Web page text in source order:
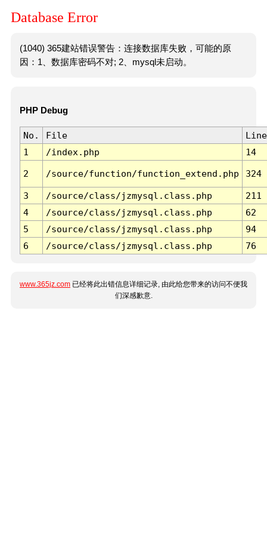
Database Error
(1040) 365建站错误警告：连接数据库失败，可能的原
因：1、数据库密码不对; 2、mysql未启动。
PHP Debug
No. File
Line
1
/index.php 14
2 /source/function/function_extend.php 324
3 /source/class/jzmysql.class.php
211
4
/source/class/jzmysql.class.php
62
5
/source/class/jzmysql.class.php
94
6
/source/class/jzmysql.class.php 76
www.365jz.com 已经将此出错信息详细记录, 由此给您带来的访问不便我
们深感歉意.